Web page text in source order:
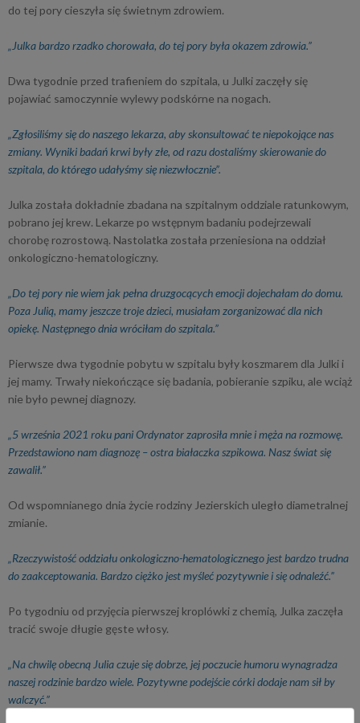
do tej pory cieszyła się świetnym zdrowiem.
„Julka bardzo rzadko chorowała, do tej pory była okazem zdrowia.”
Dwa tygodnie przed trafieniem do szpitala, u Julki zaczęły się
pojawiać samoczynnie wylewy podskórne na nogach.
„Zgłosiliśmy się do naszego lekarza, aby skonsultować te niepokojące nas
zmiany. Wyniki badań krwi były złe, od razu dostaliśmy skierowanie do
szpitala, do którego udałyśmy się niezwłocznie”.
Julka została dokładnie zbadana na szpitalnym oddziale ratunkowym,
pobrano jej krew. Lekarze po wstępnym badaniu podejrzewali
chorobę rozrostową. Nastolatka została przeniesiona na oddział
onkologiczno-hematologiczny.
„Do tej pory nie wiem jak pełna druzgocących emocji dojechałam do domu.
Poza Julią, mamy jeszcze troje dzieci, musiałam zorganizować dla nich
opiekę. Następnego dnia wróciłam do szpitala.”
Pierwsze dwa tygodnie pobytu w szpitalu były koszmarem dla Julki i
jej mamy. Trwały niekończące się badania, pobieranie szpiku, ale wciąż
nie było pewnej diagnozy.
„5 września 2021 roku pani Ordynator zaprosiła mnie i męża na rozmowę.
Przedstawiono nam diagnozę – ostra białaczka szpikowa. Nasz świat się
zawalił.”
Od wspomnianego dnia życie rodziny Jezierskich uległo diametralnej
zmianie.
„Rzeczywistość oddziału onkologiczno-hematologicznego jest bardzo trudna
do zaakceptowania. Bardzo ciężko jest myśleć pozytywnie i się odnaleźć.”
Po tygodniu od przyjęcia pierwszej kroplówki z chemią, Julka zaczęła
tracić swoje długie gęste włosy.
„Na chwilę obecną Julia czuje się dobrze, jej poczucie humoru wynagradza
naszej rodzinie bardzo wiele. Pozytywne podejście córki dodaje nam sił by
walczyć.”